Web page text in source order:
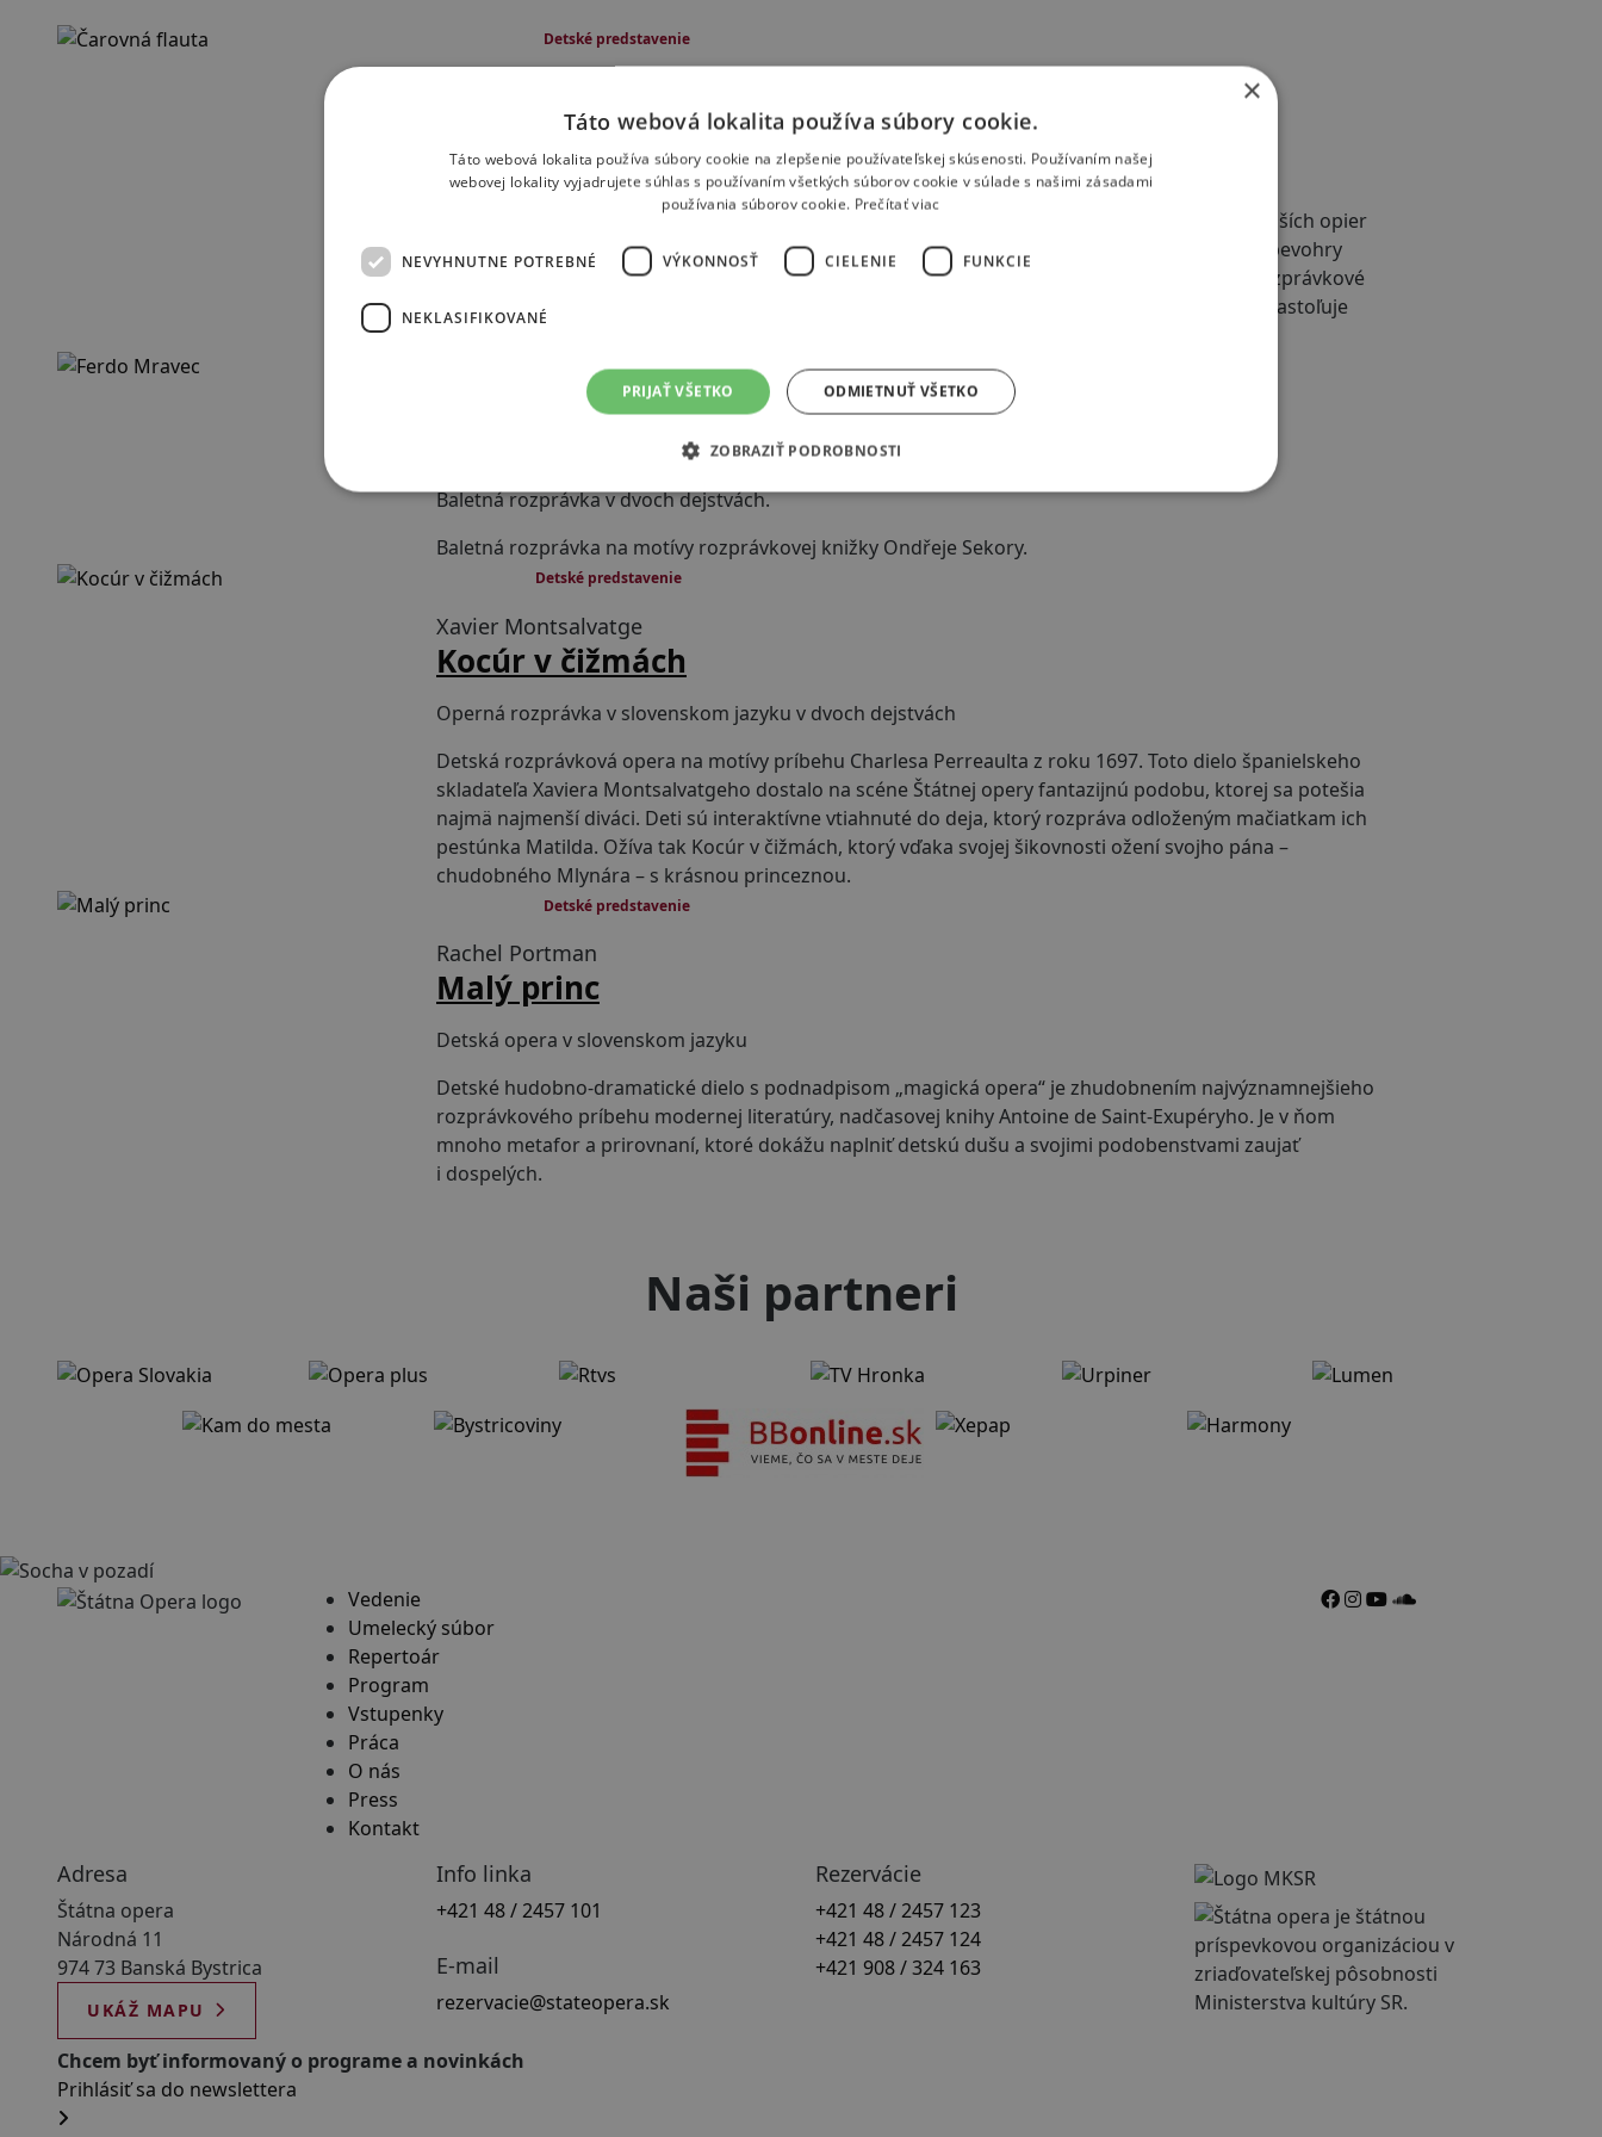
Detské predstavenie
Čarovná flauta
Opera pre rodiny s deťmi v 2 dejstvách v slovenskom jazyku.
Posledné divadelné dielo hudobného génia W. A. Mozarta sa stalo jednou z najfrekventovanejších opier
na svete. Čarovná flauta je pritom dielo „dobového strihu” − vychádza z tradície singspielu, spevohry
kombinujúcej spievané a hovorené pasáže. Popri postavách z ľudského sveta tu vystupujú rozprávkové
bytosti a nadprirodzené sily. V príbehu sú zakódované rôzne životné postoje, filozofie, dielo nastoľuje
Detské predstavenie
Baletná rozprávka v dvoch dejstvách.
Baletná rozprávka na motívy rozprávkovej knižky Ondřeje Sekory.
Detské predstavenie
Xavier Montsalvatge
Kocúr v čižmách
Operná rozprávka v slovenskom jazyku v dvoch dejstvách
Detská rozprávková opera na motívy príbehu Charlesa Perreaulta z roku 1697. Toto dielo španielskeho
skladateľa Xaviera Montsalvatgeho dostalo na scéne Štátnej opery fantazijnú podobu, ktorej sa potešia
najmä najmenší diváci. Deti sú interaktívne vtiahnuté do deja, ktorý rozpráva odloženým mačiatkam ich
pestúnka Matilda. Ožíva tak Kocúr v čižmách, ktorý vďaka svojej šikovnosti ožení svojho pána –
chudobného Mlynára – s krásnou princeznou.
Detské predstavenie
Rachel Portman
Malý princ
Detská opera v slovenskom jazyku
Detské hudobno-dramatické dielo s podnadpisom „magická opera“ je zhudobnením najvýznamnejšieho
rozprávkového príbehu modernej literatúry, nadčasovej knihy Antoine de Saint-Exupéryho. Je v ňom
mnoho metafor a prirovnaní, ktoré dokážu naplniť detskú dušu a svojimi podobenstvami zaujať
i dospelých.
Naši partneri
Vedenie
Umelecký súbor
Repertoár
Program
Vstupenky
Práca
O nás
Press
Kontakt
Adresa
Štátna opera
Národná 11
974 73 Banská Bystrica
UKÁŽ MAPU
Info linka
+421 48 / 2457 101
E-mail
rezervacie@stateopera.sk
Rezervácie
+421 48 / 2457 123
+421 48 / 2457 124
+421 908 / 324 163
Chcem byť informovaný o programe a novinkách
Prihlásiť sa do newslettera
×
Táto webová lokalita používa súbory cookie.
Táto webová lokalita používa súbory cookie na zlepšenie používateľskej skúsenosti. Používaním našej
webovej lokality vyjadrujete súhlas s používaním všetkých súborov cookie v súlade s našimi zásadami
používania súborov cookie. Prečítať viac
NEVYHNUTNE POTREBNÉ VÝKONNOSŤ CIELENIE FUNKCIE
NEKLASIFIKOVANÉ
PRIJAŤ VŠETKO ODMIETNUŤ VŠETKO
ZOBRAZIŤ PODROBNOSTI